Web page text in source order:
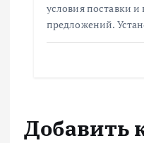
условия поставки
предложений.
Добавить